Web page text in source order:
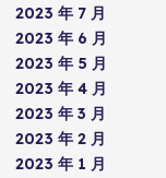
2023 年 7 月
2023 年 6 月
2023 年 5 月
2023 年 4 月
2023 年 3 月
2023 年 2 月
2023 年 1 月